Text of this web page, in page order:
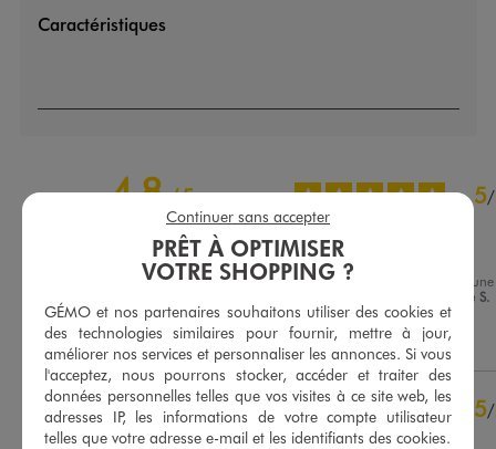
Caractéristiques
4.8/5
Basé sur271
avis soumis à un
contrôle
Voir tous les avis sur ce site
5étoiles
231
étoiles
36
3étoiles
4
5/
Avis vérifié et récompensé
Pratique et raoide
Avis du 07/08/2026
, suite à
Marie-Hélène S.
Utile(0) Signaler
5/
Avis vérifié et récompensé
PRÊT À OPTIMISER
VOTRE SHOPPING ?
GÉMO et nos partenaires souhaitons utiliser des cookies et
des technologies similaires pour fournir, mettre à jour,
améliorer nos services et personnaliser les annonces. Si vous
l'acceptez, nous pourrons stocker, accéder et traiter des
données personnelles telles que vos visites à ce site web, les
adresses IP, les informations de votre compte utilisateur
telles que votre adresse e-mail et les identifiants des cookies.
Continuer sans accepter